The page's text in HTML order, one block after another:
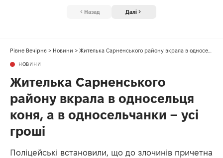
Назад Далі
Рівне Вечірнє > Новини > Жителька Сарненського району вкрала в односельця коня, а в односельчанки – усі гроші
НОВИНИ
Жителька Сарненського
району вкрала в односельця
коня, а в односельчанки – усі
гроші
Поліцейські встановили, що до злочинів причетна